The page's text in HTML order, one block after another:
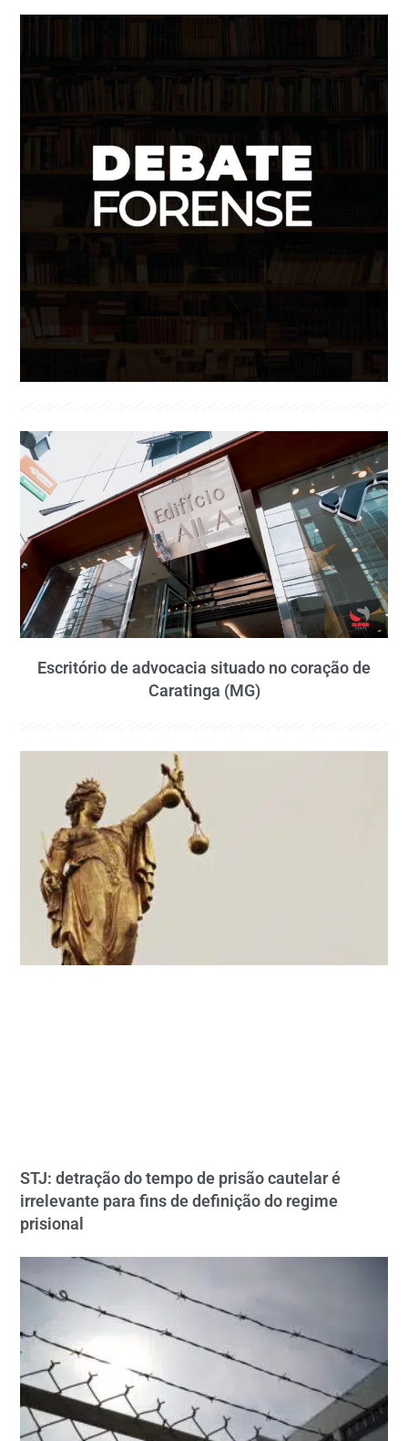
Escritório de advocacia situado no coração de
Caratinga (MG)
STJ: detração do tempo de prisão cautelar é
irrelevante para fins de definição do regime
prisional